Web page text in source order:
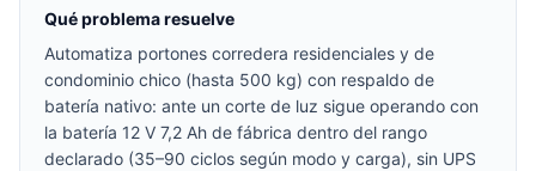
Qué problema resuelve
Automatiza portones corredera residenciales y de
condominio chico (hasta 500 kg) con respaldo de
batería nativo: ante un corte de luz sigue operando con
la batería 12 V 7,2 Ah de fábrica dentro del rango
declarado (35–90 ciclos según modo y carga), sin UPS